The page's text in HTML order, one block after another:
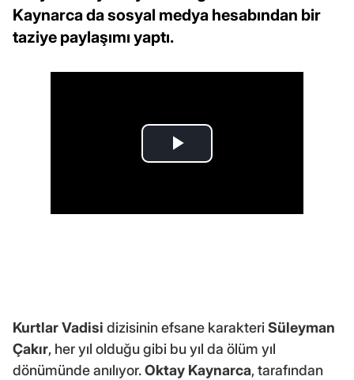
Kaynarca da sosyal medya hesabından bir
taziye paylaşımı yaptı.
Kurtlar Vadisi dizisinin efsane karakteriSüleyman
Çakır, her yıl olduğu gibi bu yıl da ölüm yıl
dönümünde anılıyor.Oktay Kaynarca, tarafından